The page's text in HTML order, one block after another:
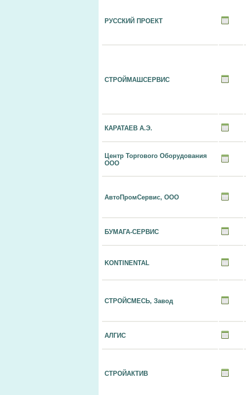
РУССКИЙ ПРОЕКТ
СТРОЙМАШСЕРВИС
КАРАТАЕВ А.Э.
Центр Торгового Оборудования
ООО
АвтоПромСервис, ООО
БУМАГА-СЕРВИС
KONTINENTAL
СТРОЙСМЕСЬ, Завод
АЛГИС
СТРОЙАКТИВ